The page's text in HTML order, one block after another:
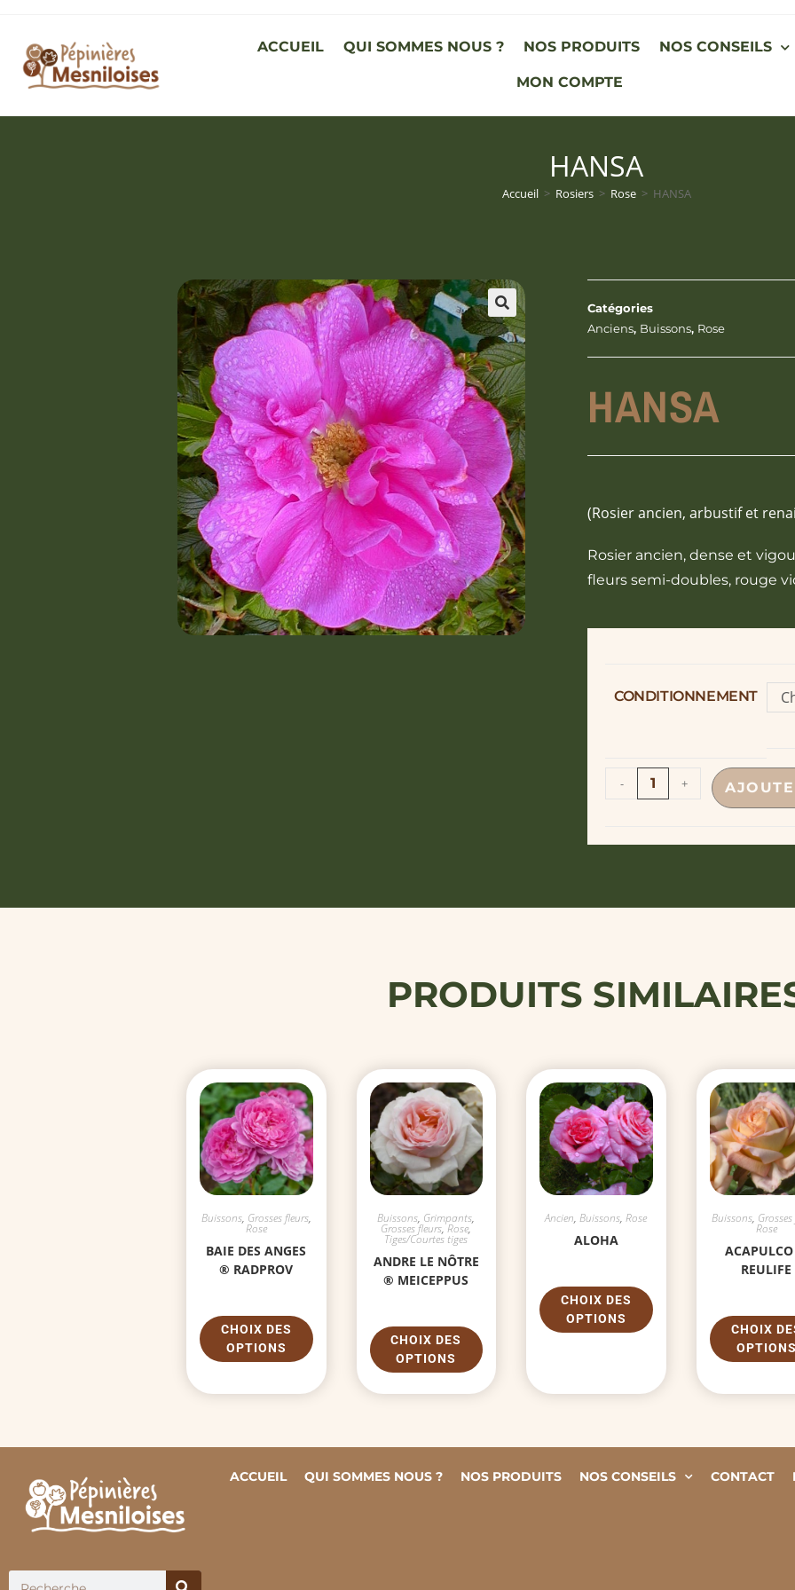
ACCUEIL QUI SOMMES NOUS ? NOS PRODUITS NOS CONSEILS
MON COMPTE
HANSA
Accueil > Rosiers > Rose > HANSA
Catégories
Anciens, Buissons, Rose
HANSA
(Rosier ancien, arbustif et
Rosier ancien, dense et
fleurs semi-doubles, rouge
CONDITIONNEMENT
- +
PRODUITS
Buissons, Grosses fleurs,
Rose
BAIE DES ANGES
® RADPROV
CHOIX DES
OPTIONS
Buissons, Grimpants,
Grosses fleurs,Rose,
Tiges/Courtes tiges
ANDRE LE NÔTRE
® MEICEPPUS
CHOIX DES
OPTIONS
Ancien,Buissons,Rose
ALOHA
CHOIX DES
OPTIONS
Buissons,
Rose
REULIFE
CHOIX
ACCUEIL QUI SOMMES NOUS ? NOS PRODUITS NOS CONSEILS CONTACT